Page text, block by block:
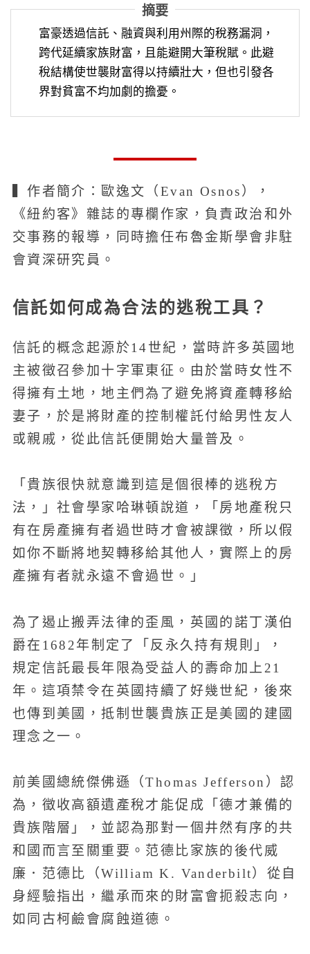
摘要
富豪透過信託、融資與利用州際的稅務漏洞，
跨代延續家族財富，且能避開大筆稅賦。此避
稅結構使世襲財富得以持續壯大，但也引發各
界對貧富不均加劇的擔憂。
▍作者簡介：歐逸文（Evan Osnos），
《紐約客》雜誌的專欄作家，負責政治和外
交事務的報導，同時擔任布魯金斯學會非駐
會資深研究員。
信託如何成為合法的逃稅工具？
信託的概念起源於14世紀，當時許多英國地
主被徵召參加十字軍東征。由於當時女性不
得擁有土地，地主們為了避免將資產轉移給
妻子，於是將財產的控制權託付給男性友人
或親戚，從此信託便開始大量普及。
「貴族很快就意識到這是個很棒的逃稅方
法，」社會學家哈琳頓說道，「房地產稅只
有在房產擁有者過世時才會被課徵，所以假
如你不斷將地契轉移給其他人，實際上的房
產擁有者就永遠不會過世。」
為了遏止搬弄法律的歪風，英國的諾丁漢伯
爵在1682年制定了「反永久持有規則」，
規定信託最長年限為受益人的壽命加上21
年。這項禁令在英國持續了好幾世紀，後來
也傳到美國，抵制世襲貴族正是美國的建國
理念之一。
前美國總統傑佛遜（Thomas Jefferson）認
為，徵收高額遺產稅才能促成「德才兼備的
貴族階層」，並認為那對一個井然有序的共
和國而言至關重要。范德比家族的後代威
廉．范德比（William K. Vanderbilt）從自
身經驗指出，繼承而來的財富會扼殺志向，
如同古柯鹼會腐蝕道德。